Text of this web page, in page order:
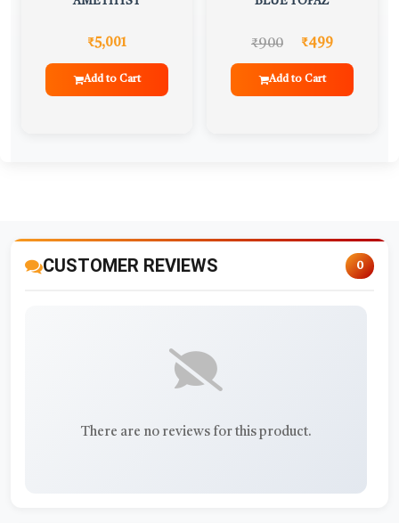
₹5,001
Add to Cart
₹900 ₹499
Add to Cart
CUSTOMER REVIEWS 0
There are no reviews for this product.